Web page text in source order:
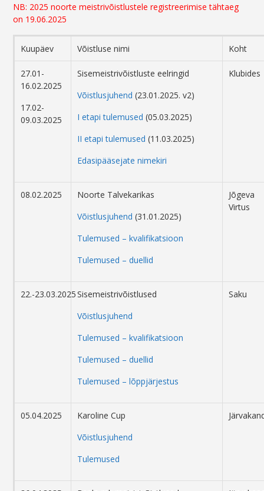
NB: 2025 noorte meistrivõistlustele registreerimise tähtaeg
on 19.06.2025
Kuupäev Võistluse nimi Koht
27.01-
16.02.2025
17.02-
09.03.2025
Sisemeistrivõistluste eelringid
Võistlusjuhend (23.01.2025. v2)
I etapi tulemused (05.03.2025)
II etapi tulemused (11.03.2025)
Edasipääsejate nimekiri
Klubides
08.02.2025
Noorte Talvekarikas
Võistlusjuhend (31.01.2025)
Tulemused – kvalifikatsioon
Tulemused – duellid
Jõgeva
Virtus
22.-23.03.2025Sisemeistrivõistlused
Võistlusjuhend
Tulemused – kvalifikatsioon
Tulemused – duellid
Tulemused – lõppjärjestus
Saku
05.04.2025
Karoline Cup
Võistlusjuhend
Tulemused